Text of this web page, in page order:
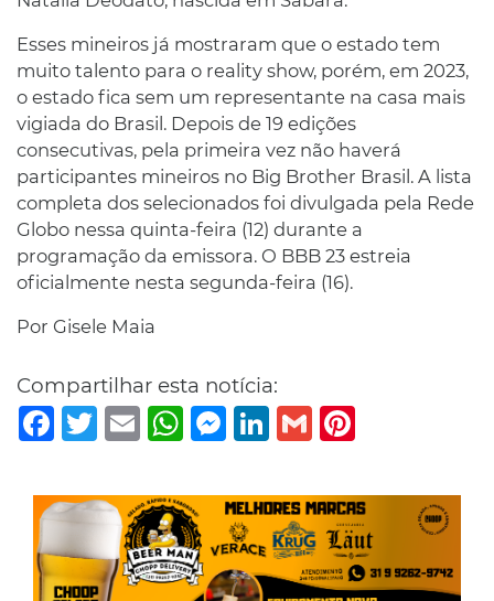
Esses mineiros já mostraram que o estado tem
muito talento para o reality show, porém, em 2023,
o estado fica sem um representante na casa mais
vigiada do Brasil. Depois de 19 edições
consecutivas, pela primeira vez não haverá
participantes mineiros no Big Brother Brasil. A lista
completa dos selecionados foi divulgada pela Rede
Globo nessa quinta-feira (12) durante a
programação da emissora. O BBB 23 estreia
oficialmente nesta segunda-feira (16).
Por Gisele Maia
Compartilhar esta notícia:
Facebook
TwitterEmail WhatsAppMessenger
LinkedIn
Gmail